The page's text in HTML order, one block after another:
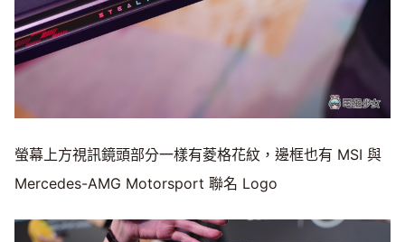
螢幕上方視訊鏡頭部分一樣有菱格花紋，邊框也有 MSI 與
Mercedes-AMG Motorsport 聯名 Logo